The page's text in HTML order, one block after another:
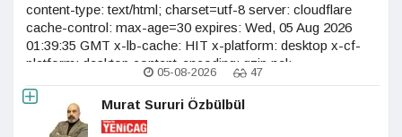
content-type: text/html; charset=utf-8 server: cloudflare
cache-control: max-age=30 expires: Wed, 05 Aug 2026
01:39:35 GMT x-lb-cache: HIT x-platform: desktop x-cf-
platform: desktop content-encoding: gzip nel:
nel","success_fraction":0.0,"max_age":604800} vary:
accept-encoding age: 2 last-modified:
05-08-2026 47
Murat Sururi Özbülbül